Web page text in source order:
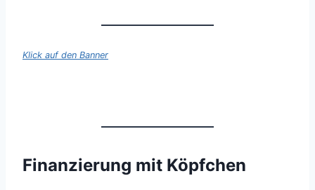
Klick auf den Banner
Finanzierung mit Köpfchen